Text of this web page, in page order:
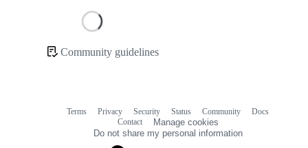
Community guidelines
Terms Privacy Security Status Community
Docs
Contact
Manage cookies
Do not share my personal information